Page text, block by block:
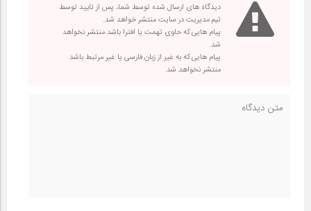
دیدگاه های ارسال شده توسط شما، پس از تایید توسط
تیم مدیریت در سایت منتشر خواهد شد.
پیام هایی که حاوی تهمت یا افترا باشد منتشر نخواهد
شد.
پیام هایی که به غیر از زبان فارسی یا غیر مرتبط باشد
منتشر نخواهد شد.